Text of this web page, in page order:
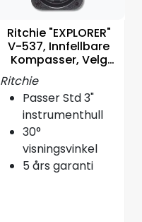
Ritchie "EXPLORER"
V-537, Innfellbare
Kompasser, Velg
Ritchie
Passer Std 3"
instrumenthull
30°
visningsvinkel
5 års garanti